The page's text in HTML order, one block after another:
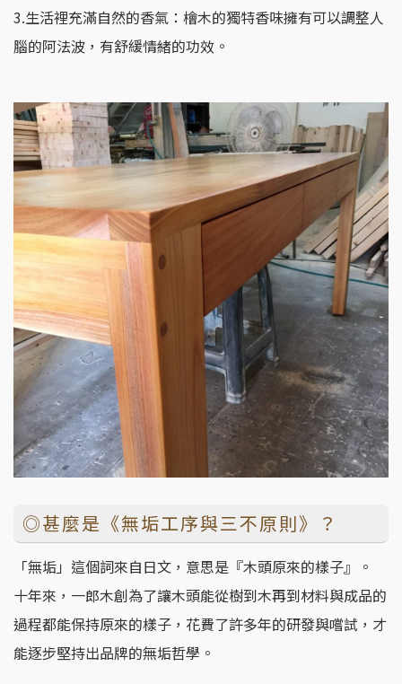
3.生活裡充滿自然的香氣：檜木的獨特香味擁有可以調整人
腦的阿法波，有舒緩情緒的功效。
◎甚麼是《無垢工序與三不原則》？
「無垢」這個詞來自日文，意思是『木頭原來的樣子』。
十年來，一郎木創為了讓木頭能從樹到木再到材料與成品的
過程都能保持原來的樣子，花費了許多年的研發與嚐試，才
能逐步堅持出品牌的無垢哲學。